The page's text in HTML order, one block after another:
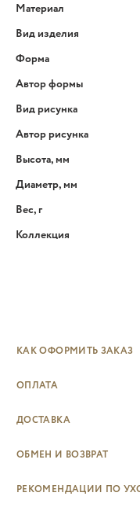
Материал
Вид изделия
Форма
Автор формы
Вид рисунка
Автор рисунка
Высота, мм
Диаметр, мм
Вес, г
Коллекция
КАК ОФОРМИТЬ ЗАКАЗ
ОПЛАТА
ДОСТАВКА
ОБМЕН И ВОЗВРАТ
РЕКОМЕНДАЦИИ ПО